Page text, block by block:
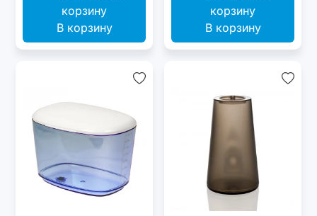
В корзину В корзину